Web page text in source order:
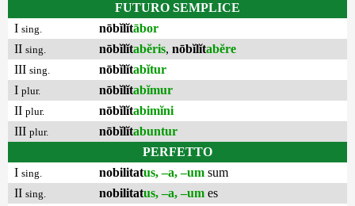
FUTURO SEMPLICE
I sing. nōbĭlĭtābor
II sing. nōbĭlĭtabĕris, nōbĭlĭtabĕre
III sing. nōbĭlĭtabĭtur
I plur. nōbĭlĭtabĭmur
II plur. nōbĭlĭtabimĭni
III plur. nōbĭlĭtabuntur
PERFETTO
I sing. nobilitatus, –a, –um sum
II sing. nobilitatus, –a, –um es